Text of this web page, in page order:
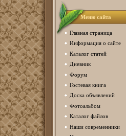
Меню сайта
Главная страница
Информация о сайте
Каталог статей
Дневник
Форум
Гостевая книга
Доска объявлений
Фотоальбом
Каталог файлов
Наши современники